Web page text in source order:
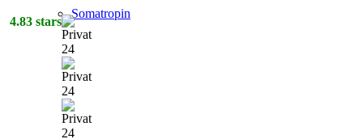
Somatropin
4.83 stars